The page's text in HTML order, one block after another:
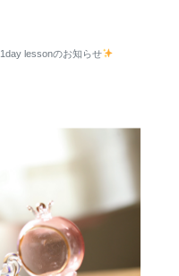
1day lessonのお知らせ